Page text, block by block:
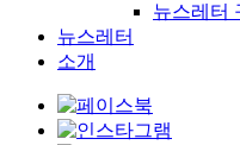
뉴스레터
뉴스레터
소개